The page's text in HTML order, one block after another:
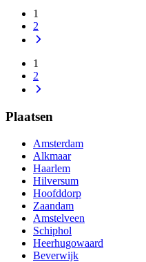
1
2
1
2
Plaatsen
Amsterdam
Alkmaar
Haarlem
Hilversum
Hoofddorp
Zaandam
Amstelveen
Schiphol
Heerhugowaard
Beverwijk